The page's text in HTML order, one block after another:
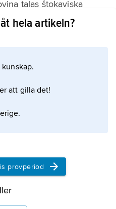
talas štokaviska
språk som tidigare
och
hela artikeln?
att gilla det!
provperiod